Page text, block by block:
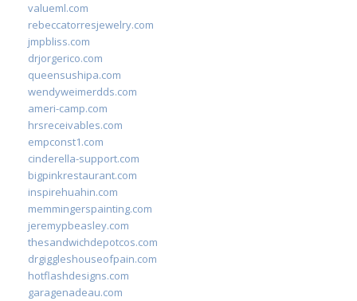
valueml.com
rebeccatorresjewelry.com
jmpbliss.com
drjorgerico.com
queensushipa.com
wendyweimerdds.com
ameri-camp.com
hrsreceivables.com
empconst1.com
cinderella-support.com
bigpinkrestaurant.com
inspirehuahin.com
memmingerspainting.com
jeremypbeasley.com
thesandwichdepotcos.com
drgiggleshouseofpain.com
hotflashdesigns.com
garagenadeau.com